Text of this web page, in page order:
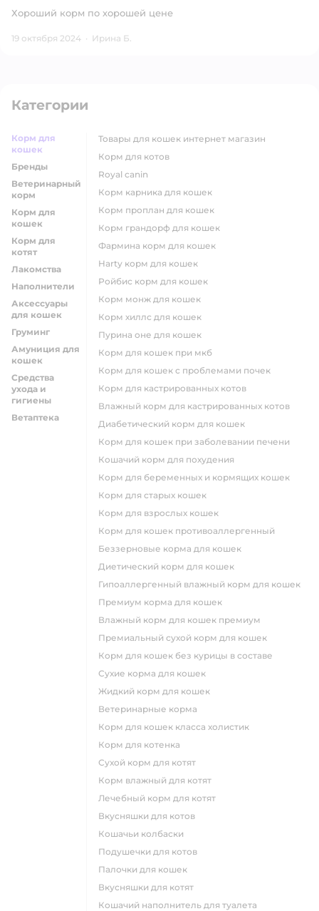
Хороший корм по хорошей цене
19 октября 2024 · Ирина Б.
Категории
Корм для
кошек
Бренды
Ветеринарный
корм
Корм для
кошек
Корм для
котят
Лакомства
Наполнители
Аксессуары
для кошек
Груминг
Амуниция для
кошек
Средства
ухода и
гигиены
Ветаптека
товары для кошек интернет магазин
корм для котов
royal canin
корм карника для кошек
корм проплан для кошек
корм грандорф для кошек
фармина корм для кошек
harty корм для кошек
ройбис корм для кошек
корм монж для кошек
корм хиллс для кошек
пурина оне для кошек
корм для кошек при мкб
корм для кошек с проблемами почек
Корм для кастрированных котов
влажный корм для кастрированных котов
диабетический корм для кошек
корм для кошек при заболевании печени
кошачий корм для похудения
корм для беременных и кормящих кошек
корм для старых кошек
корм для взрослых кошек
корм для кошек противоаллергенный
беззерновые корма для кошек
диетический корм для кошек
гипоаллергенный влажный корм для кошек
премиум корма для кошек
влажный корм для кошек премиум
премиальный сухой корм для кошек
корм для кошек без курицы в составе
сухие корма для кошек
жидкий корм для кошек
ветеринарные корма
корм для кошек класса холистик
корм для котенка
сухой корм для котят
корм влажный для котят
лечебный корм для котят
вкусняшки для котов
кошачьи колбаски
подушечки для котов
палочки для кошек
вкусняшки для котят
кошачий наполнитель для туалета